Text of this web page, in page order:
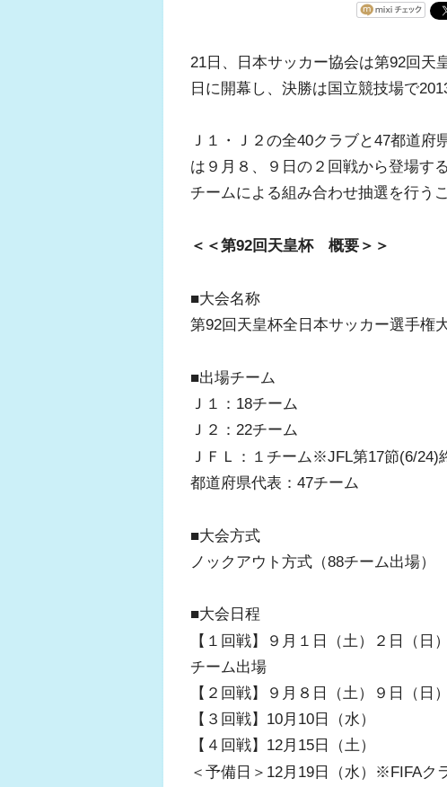
21日、日本サッカー協会は第92回天
日に開幕し、決勝は国立競技場で
Ｊ１・Ｊ２の全40クラブと47都道
は９月８、９日の２回戦から登場す
チームによる組み合わせ抽選を行う
＜＜第92回天皇杯 概要＞＞
■大会名称
第92回天皇杯全日本サッカー選手権
■出場チーム
Ｊ１：18チーム
Ｊ２：22チーム
ＪＦＬ：１チーム※JFL第17節(6/24)
都道府県代表：47チーム
■大会方式
ノックアウト方式（88チーム出場）
■大会日程
【１回戦】９月１日（土）２日（
チーム出場
【２回戦】９月８日（土）９日（
【３回戦】10月10日（水）
【４回戦】12月15日（土）
＜予備日＞12月19日（水）※FIFAク